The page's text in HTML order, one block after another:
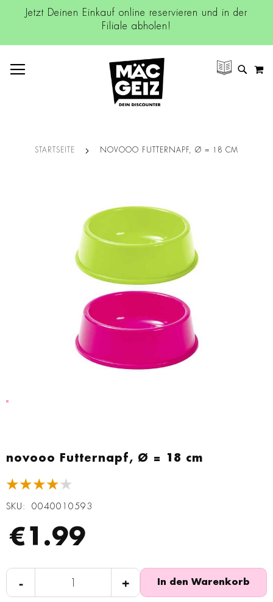
Jetzt Deinen Einkauf online reservieren und in der
Filiale abholen!
SUCHE
STARTSEITE NOVOOO FUTTERNAPF, Ø = 18 CM
novooo Futternapf, Ø = 18 cm
★★★★★
SKU 0040010593
€1.99
- + In den Warenkorb
Anfang
Bildgalerie